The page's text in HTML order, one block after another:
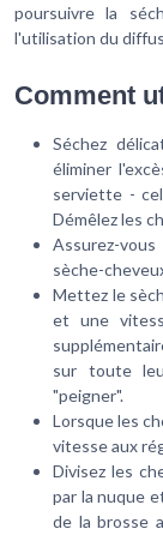
poursuivre la
l'utilisation du
Comment
Séchez
éliminer
serviette -
Démêlez les
Assurez-
sèche-
Mettez le
et une
sur toute
"peigner".
Lorsque les
vitesse aux
Divisez les
par la nuque
de la brosse